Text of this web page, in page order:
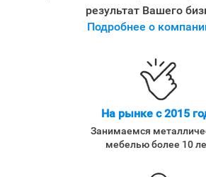
результат Вашего
Подробнее о
На рынке с 2015
Занимаемся
мебелью более 10